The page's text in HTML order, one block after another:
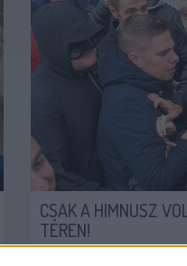
CSAK A HIMNUSZ
TÉREN!